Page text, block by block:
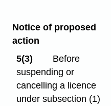
Notice of proposed
action
5(3)
Before
suspending or
cancelling a licence
under subsection (1)